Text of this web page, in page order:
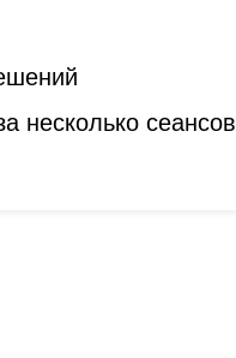
несколько сеансов